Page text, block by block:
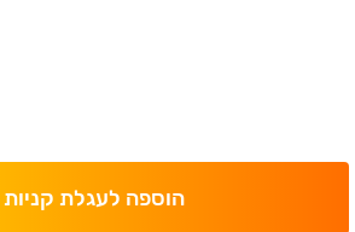
הוספה לעגלת קניות